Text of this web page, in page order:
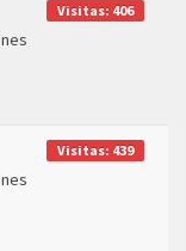
Visitas: 406
Visitas: 439